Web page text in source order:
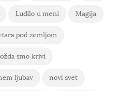
Ludilo u meni Magija
pod zemljom
smo krivi
ljubav novi svet